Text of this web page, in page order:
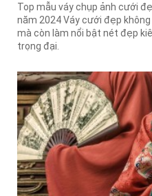
Top mẫu váy chụp ảnh cưới
năm 2024 Váy cưới đẹp
mà còn làm nổi bật nét đẹp
trọng đại.